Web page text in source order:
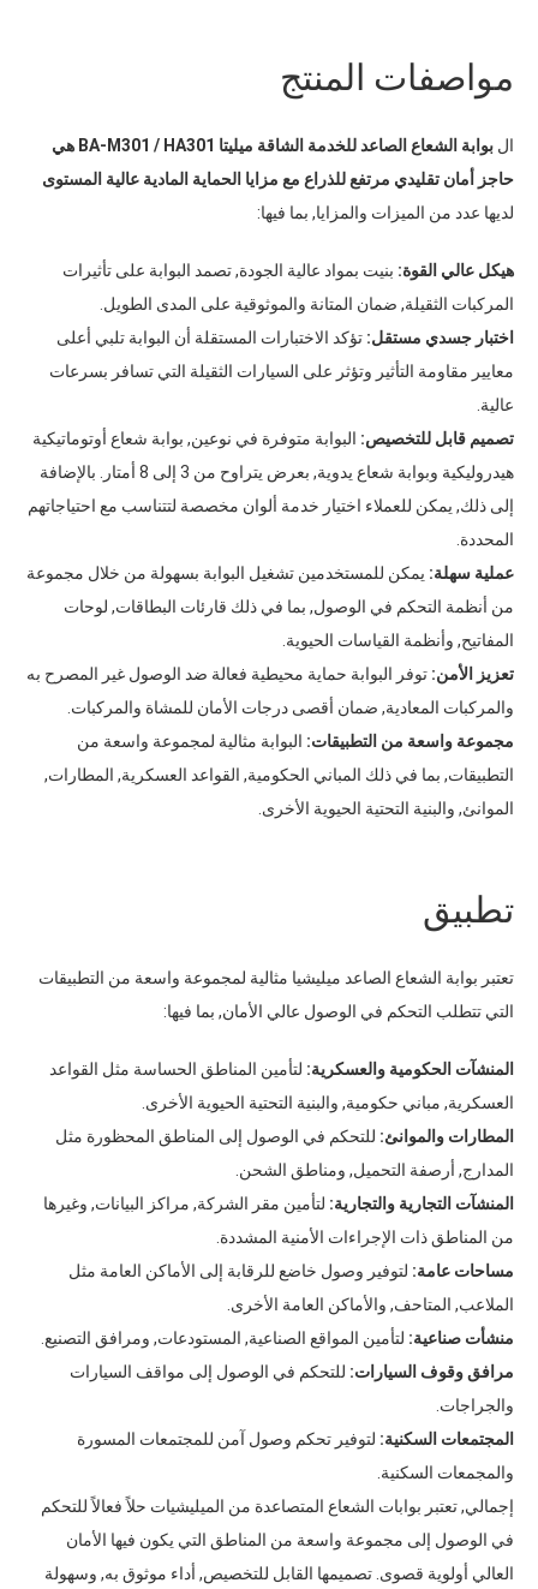
مواصفات المنتج
ال
بوابة الشعاع الصاعد للخدمة الشاقة ميليتا BA-M301 / HA301 هي
حاجز أمان تقليدي مرتفع للذراع مع مزايا الحماية المادية عالية المستوى
لديها عدد من الميزات والمزايا, بما فيها:
هيكل عالي القوة: بنيت بمواد عالية الجودة, تصمد البوابة على تأثيرات
المركبات الثقيلة, ضمان المتانة والموثوقية على المدى الطويل.
اختبار جسدي مستقل: تؤكد الاختبارات المستقلة أن البوابة تلبي أعلى
معايير مقاومة التأثير وتؤثر على السيارات الثقيلة التي تسافر بسرعات
عالية.
تصميم قابل للتخصيص: البوابة متوفرة في نوعين, بوابة شعاع أوتوماتيكية
هيدروليكية وبوابة شعاع يدوية, بعرض يتراوح من 3 إلى 8 أمتار. بالإضافة
إلى ذلك, يمكن للعملاء اختيار خدمة ألوان مخصصة لتتناسب مع احتياجاتهم
المحددة.
عملية سهلة: يمكن للمستخدمين تشغيل البوابة بسهولة من خلال مجموعة
من أنظمة التحكم في الوصول, بما في ذلك قارئات البطاقات, لوحات
المفاتيح, وأنظمة القياسات الحيوية.
تعزيز الأمن: توفر البوابة حماية محيطية فعالة ضد الوصول غير المصرح به
والمركبات المعادية, ضمان أقصى درجات الأمان للمشاة والمركبات.
مجموعة واسعة من التطبيقات: البوابة مثالية لمجموعة واسعة من
التطبيقات, بما في ذلك المباني الحكومية, القواعد العسكرية, المطارات,
الموانئ, والبنية التحتية الحيوية الأخرى.
تطبيق
تعتبر بوابة الشعاع الصاعد ميليشيا مثالية لمجموعة واسعة من التطبيقات
التي تتطلب التحكم في الوصول عالي الأمان, بما فيها:
المنشآت الحكومية والعسكرية: لتأمين المناطق الحساسة مثل القواعد
العسكرية, مباني حكومية, والبنية التحتية الحيوية الأخرى.
المطارات والموانئ: للتحكم في الوصول إلى المناطق المحظورة مثل
المدارج, أرصفة التحميل, ومناطق الشحن.
المنشآت التجارية والتجارية: لتأمين مقر الشركة, مراكز البيانات, وغيرها
من المناطق ذات الإجراءات الأمنية المشددة.
مساحات عامة: لتوفير وصول خاضع للرقابة إلى الأماكن العامة مثل
الملاعب, المتاحف, والأماكن العامة الأخرى.
منشأت صناعية: لتأمين المواقع الصناعية, المستودعات, ومرافق التصنيع.
مرافق وقوف السيارات: للتحكم في الوصول إلى مواقف السيارات
والجراجات.
المجتمعات السكنية: لتوفير تحكم وصول آمن للمجتمعات المسورة
والمجمعات السكنية.
إجمالي, تعتبر بوابات الشعاع المتصاعدة من الميليشيات حلاً فعالاً للتحكم
في الوصول إلى مجموعة واسعة من المناطق التي يكون فيها الأمان
العالي أولوية قصوى. تصميمها القابل للتخصيص, أداء موثوق به, وسهولة